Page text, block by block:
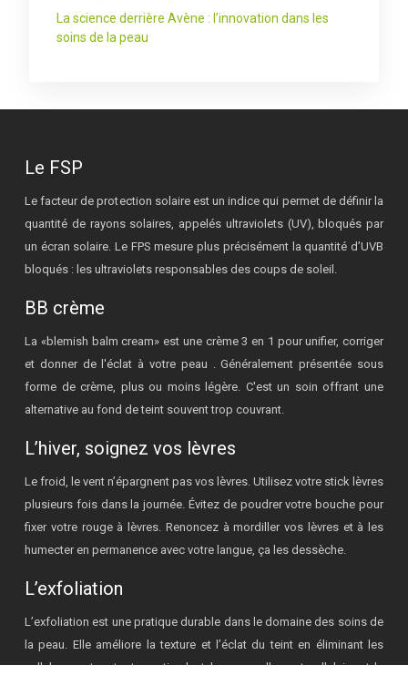
La science derrière Avène : l’innovation dans les
soins de la peau
Le FSP
Le facteur de protection solaire est un indice qui permet de définir la
quantité de rayons solaires, appelés ultraviolets (UV), bloqués par
un écran solaire. Le FPS mesure plus précisément la quantité d’UVB
bloqués : les ultraviolets responsables des coups de soleil.
BB crème
La «blemish balm cream» est une crème 3 en 1 pour unifier, corriger
et donner de l'éclat à votre peau . Généralement présentée sous
forme de crème, plus ou moins légère. C'est un soin offrant une
alternative au fond de teint souvent trop couvrant.
L’hiver, soignez vos lèvres
Le froid, le vent n’épargnent pas vos lèvres. Utilisez votre stick lèvres
plusieurs fois dans la journée. Évitez de poudrer votre bouche pour
fixer votre rouge à lèvres. Renoncez à mordiller vos lèvres et à les
humecter en permanence avec votre langue, ça les dessèche.
L’exfoliation
L’exfoliation est une pratique durable dans le domaine des soins de
la peau. Elle améliore la texture et l’éclat du teint en éliminant les
cellules mortes, tout en stimulant le renouvellement cellulaire et la